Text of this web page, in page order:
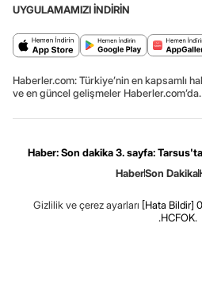
UYGULAMAMIZI İNDİRİN
Haberler.com: Türkiye’nin en kapsamlı
ve en güncel gelişmeler Haberler.com’da.
Haber: Son dakika 3. sayfa:
HaberSon Dakika
Gizlilik ve çerez ayarları [Hata Bildir]
.HCFOK.